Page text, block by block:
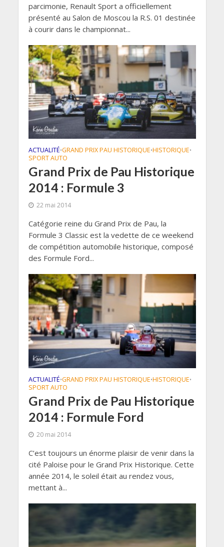
parcimonie, Renault Sport a officiellement
présenté au Salon de Moscou la R.S. 01 destinée
à courir dans le championnat...
ACTUALITÉ•GRAND PRIX PAU HISTORIQUE•HISTORIQUE•
SPORT AUTO
Grand Prix de Pau Historique
2014 : Formule 3
22 mai 2014
Catégorie reine du Grand Prix de Pau, la
Formule 3 Classic est la vedette de ce weekend
de compétition automobile historique, composé
des Formule Ford...
ACTUALITÉ•GRAND PRIX PAU HISTORIQUE•HISTORIQUE•
SPORT AUTO
Grand Prix de Pau Historique
2014 : Formule Ford
20 mai 2014
C’est toujours un énorme plaisir de venir dans la
cité Paloise pour le Grand Prix Historique. Cette
année 2014, le soleil était au rendez vous,
mettant à...